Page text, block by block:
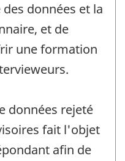
données et la
et de
une formation
données rejeté
fait l'objet
afin de